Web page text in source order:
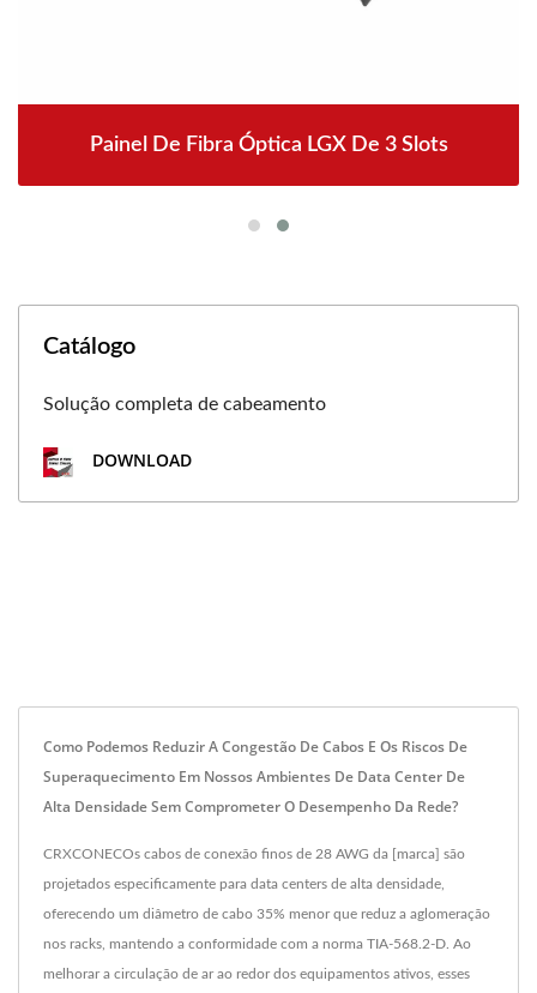
Painel De Fibra Óptica LGX De 3 Slots
Catálogo
Solução completa de cabeamento
DOWNLOAD
Como Podemos Reduzir A Congestão De Cabos E Os Riscos De
Superaquecimento Em Nossos Ambientes De Data Center De
Alta Densidade Sem Comprometer O Desempenho Da Rede?
CRXCONECOs cabos de conexão finos de 28 AWG da [marca] são
projetados especificamente para data centers de alta densidade,
oferecendo um diâmetro de cabo 35% menor que reduz a aglomeração
nos racks, mantendo a conformidade com a norma TIA-568.2-D. Ao
melhorar a circulação de ar ao redor dos equipamentos ativos, esses